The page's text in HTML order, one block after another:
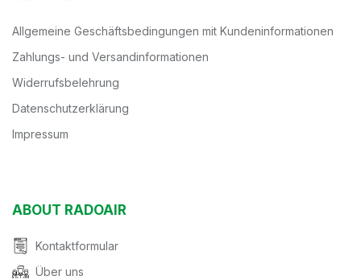
Allgemeine Geschäftsbedingungen mit Kundeninformationen
Zahlungs- und Versandinformationen
Widerrufsbelehrung
Datenschutzerklärung
Impressum
ABOUT RADOAIR
Kontaktformular
Über uns